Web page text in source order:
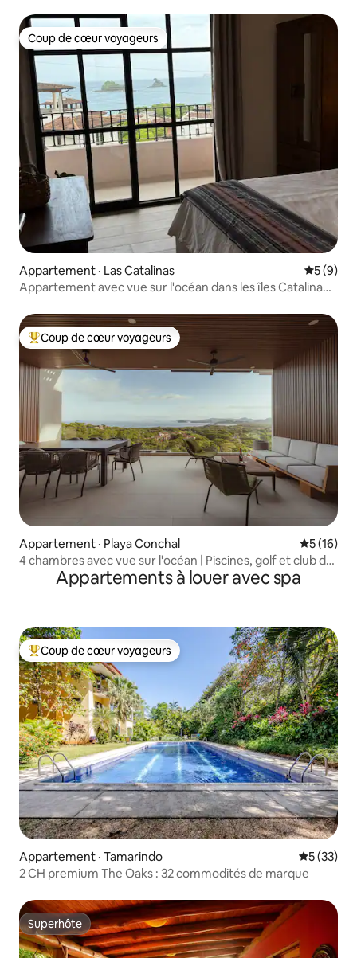
Coup de cœur voyageurs
Coup de cœur voyageurs
Appartement · Las Catalinas Note
5 (9)
Appartement avec vue sur l'océan dans les îles Catalina
Coup de cœur voyageurs parmi les plus aimés
Coup de cœur voyageurs
Appartement · Playa Conchal Note
5 (16)
4 chambres avec vue sur l'océan | Piscines, golf et club de
Appartements à louer avec spa
Coup de cœur voyageurs parmi les plus aimés
Coup de cœur voyageurs
Appartement · Tamarindo Note
5 (33)
2 CH premium The Oaks : 32 commodités de marque
Superhôte
Superhôte